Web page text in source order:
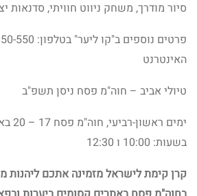
סיור מודרך, משחק ניווט חוויתי, סדנאות
האינטרנט
טיולי אביב – חוה"מ פסח ניסן תשפ"ב
ימים ראשון-רביעי, חוה"מ פסח 17 – 20 באפריל תשפ"ב
בשעות: 10:00 ו 12:30
קרן קימת לישראל מזמינה אתכם ליהנות